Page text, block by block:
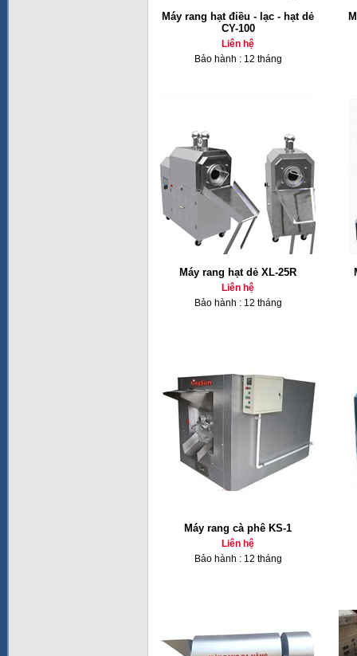
Máy rang hạt điều - lạc - hạt dẻ
CY-100
Liên hệ
Bảo hành : 12 tháng
Máy rang hạt dẻ XL-25R
Liên hệ
Bảo hành : 12 tháng
Máy rang cà phê KS-1
Liên hệ
Bảo hành : 12 tháng